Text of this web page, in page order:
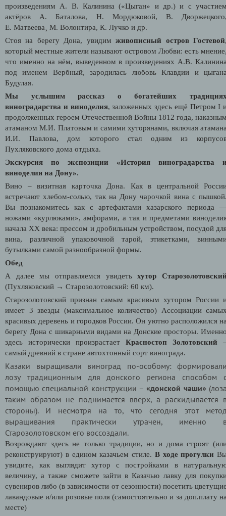
произведениям А. В. Калинина («Цыган» и др.) и с
актёров А. Баталова, Н. Мордюковой, В.
Е. Матвеева¸ М. Волонтира, К. Лучко и др.
Стоя на берегу Дона, увидим живописный остров Гостевой
который местные жители называют островом Любви: есть
что именно на нём, выведенном в произведениях А.В.
под именем Вербный, зародилась любовь Клавдии и
Будулая.
Мы услышим рассказ о богатейших
виноградарства и виноделия, заложенных здесь ещё ПетромI
продолженных героем Отечественной Войны 1812 года,
атаманом М.И. Платовым и самими хуторянами, включая
И.И. Павлова, дом которого стал одним из
Пухляковского дома отдыха.
Экскурсия по экспозиции «История виноградарства
виноделия на Дону».
Вино – визитная карточка Дона. Как в центральной
встречают хлебом-солью, так на Дону чарочкой вина с
Вы познакомитесь как с артефактами хазарского периода
ножами «курлюками», амфорами, а так и предметами
начала ХХ века: прессом и дробильным устройством, посудой
вина, различной упаковочной тарой, этикетками,
бутылками самой разнообразной формы.
Обед
А далее мы отправляемся увидетьхутор
(Пухляковский → Старозолотовский: 60 км).
Старозолотовский признан самым красивым хутором России
имеет 3 звезды (максимальное количество) Ассоциации
красивых деревень и городков России. Он уютно расположился
берегу Дона с шикарными видами на Донские просторы.
здесь исторически произрастает Красностоп Золотовский
самый древний в стране автохтонный сорт винограда.
Казаки выращивали виноград по-особому:
лозу традиционным для донского региона способом
помощью специальной конструкции –«донской чаши»
таким образом не поднимается вверх, а раскидывается
стороны). И несмотря на то, что сегодня этот
выращивания практически утрачен, именно
Старозолотовском его воссоздали.
Возрождают здесь не только традиции, но и дома строят
реконструируют) в едином казачьем стиле. В ходе прогулки
увидите, как выглядит хутор с постройками в
величину, а также сможете зайти в Казачью лавку для
сувениров либо (в зависимости от сезонности) посетить
лавандовые и/или розовые поля (самостоятельно и за доп.плату
месте)